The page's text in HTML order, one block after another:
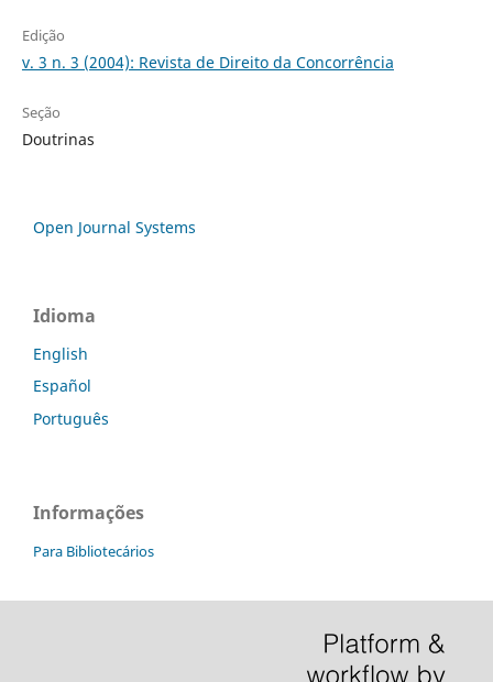
Edição
v. 3 n. 3 (2004): Revista de Direito da Concorrência
Seção
Doutrinas
Open Journal Systems
Idioma
English
Español
Português
Informações
Para Bibliotecários